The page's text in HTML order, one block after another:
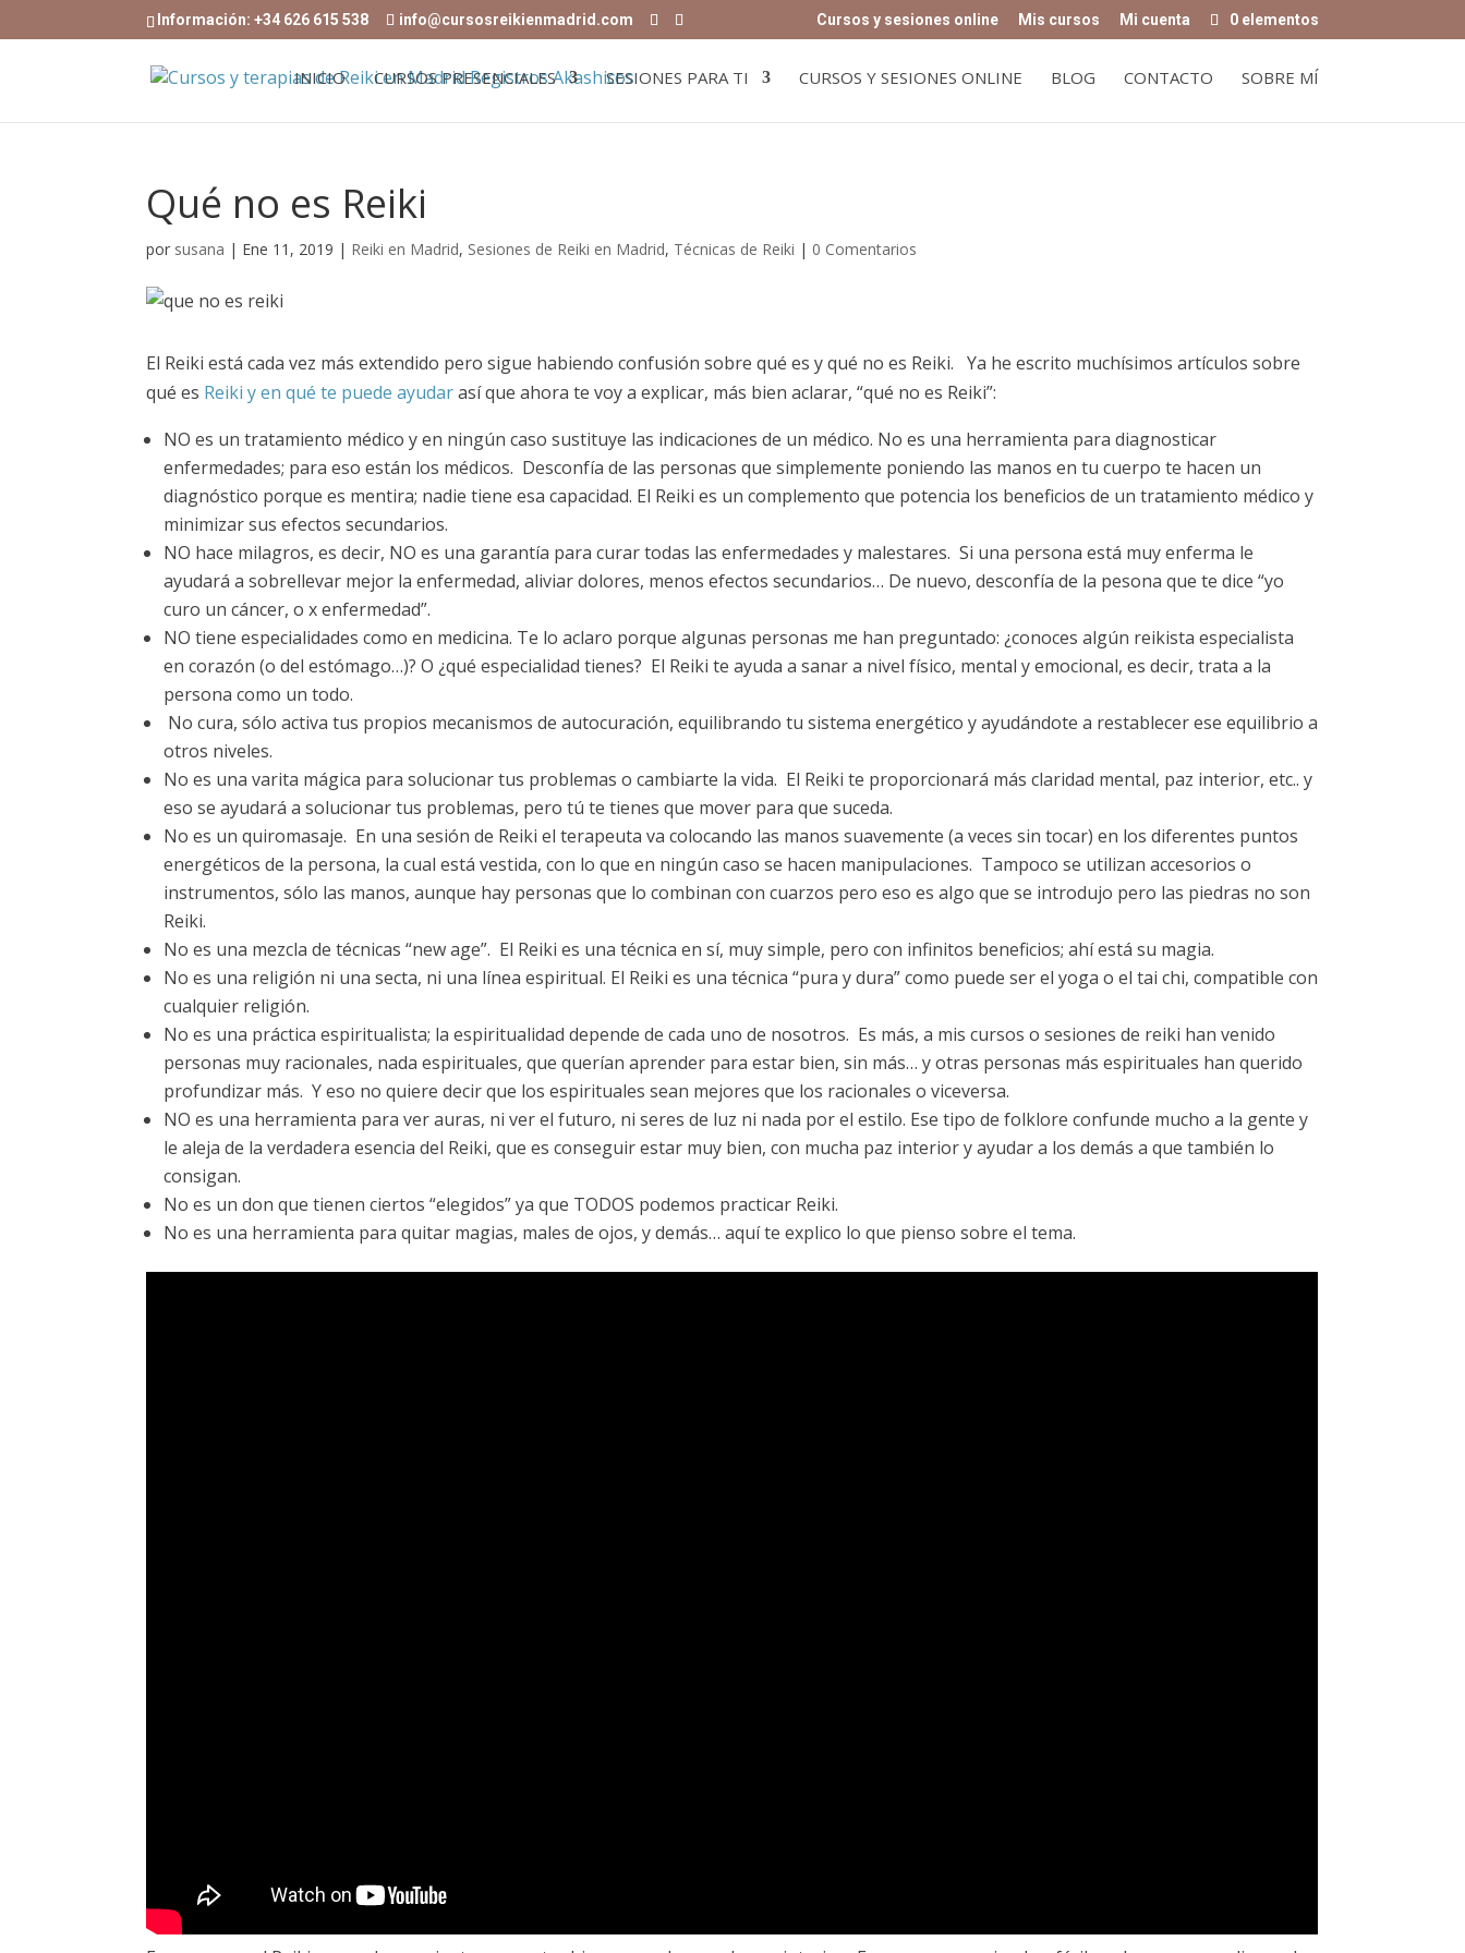
Información: +34 626 615 538 info@cursosreikienmadrid.com Cursos y sesiones online Mis cursos Mi cuenta 0 elementos
INICIO CURSOS PRESENCIALES SESIONES PARA TI CURSOS Y SESIONES ONLINE BLOG CONTACTO SOBRE MÍ
Qué no es Reiki
por susana | Ene 11, 2019 | Reiki en Madrid, Sesiones de Reiki en Madrid, Técnicas de Reiki | 0 Comentarios
El Reiki está cada vez más extendido pero sigue habiendo confusión sobre qué es y qué no es Reiki. Ya he escrito muchísimos artículos sobre
qué es Reiki y en qué te puede ayudarasí que ahora te voy a explicar, más bien aclarar, “qué no es Reiki”:
NO es un tratamiento médico y en ningún caso sustituye las indicaciones de un médico. No es una herramienta para diagnosticar
enfermedades; para eso están los médicos. Desconfía de las personas que simplemente poniendo las manos en tu cuerpo te hacen un
diagnóstico porque es mentira; nadie tiene esa capacidad. El Reiki es un complemento que potencia los beneficios de un tratamiento médico y
minimizar sus efectos secundarios.
NO hace milagros, es decir, NO es una garantía para curar todas las enfermedades y malestares. Si una persona está muy enferma le
ayudará a sobrellevar mejor la enfermedad, aliviar dolores, menos efectos secundarios… De nuevo, desconfía de la pesona que te dice “yo
curo un cáncer, o x enfermedad”.
NO tiene especialidades como en medicina. Te lo aclaro porque algunas personas me han preguntado: ¿conoces algún reikista especialista
en corazón (o del estómago…)? O ¿qué especialidad tienes? El Reiki te ayuda a sanar a nivel físico, mental y emocional, es decir, trata a la
persona como un todo.
No cura, sólo activa tus propios mecanismos de autocuración, equilibrando tu sistema energético y ayudándote a restablecer ese equilibrio a
otros niveles.
No es una varita mágica para solucionar tus problemas o cambiarte la vida. El Reiki te proporcionará más claridad mental, paz interior, etc.. y
eso se ayudará a solucionar tus problemas, pero tú te tienes que mover para que suceda.
No es un quiromasaje. En una sesión de Reiki el terapeuta va colocando las manos suavemente (a veces sin tocar) en los diferentes puntos
energéticos de la persona, la cual está vestida, con lo que en ningún caso se hacen manipulaciones. Tampoco se utilizan accesorios o
instrumentos, sólo las manos, aunque hay personas que lo combinan con cuarzos pero eso es algo que se introdujo pero las piedras no son
Reiki.
No es una mezcla de técnicas “new age”. El Reiki es una técnica en sí, muy simple, pero con infinitos beneficios; ahí está su magia.
No es una religión ni una secta, ni una línea espiritual. El Reiki es una técnica “pura y dura” como puede ser el yoga o el tai chi, compatible con
cualquier religión.
No es una práctica espiritualista; la espiritualidad depende de cada uno de nosotros. Es más, a mis cursos o sesiones de reiki han venido
personas muy racionales, nada espirituales, que querían aprender para estar bien, sin más… y otras personas más espirituales han querido
profundizar más. Y eso no quiere decir que los espirituales sean mejores que los racionales o viceversa.
NO es una herramienta para ver auras, ni ver el futuro, ni seres de luz ni nada por el estilo. Ese tipo de folklore confunde mucho a la gente y
le aleja de la verdadera esencia del Reiki, que es conseguir estar muy bien, con mucha paz interior y ayudar a los demás a que también lo
consigan.
No es un don que tienen ciertos “elegidos” ya que TODOS podemos practicar Reiki.
No es una herramienta para quitar magias, males de ojos, y demás… aquí te explico lo que pienso sobre el tema.